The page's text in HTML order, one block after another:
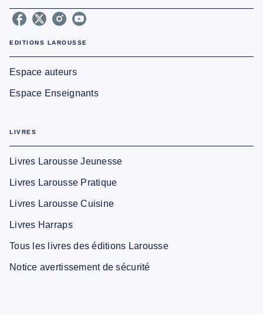
EDITIONS LAROUSSE
Espace auteurs
Espace Enseignants
LIVRES
Livres Larousse Jeunesse
Livres Larousse Pratique
Livres Larousse Cuisine
Livres Harraps
Tous les livres des éditions Larousse
Notice avertissement de sécurité